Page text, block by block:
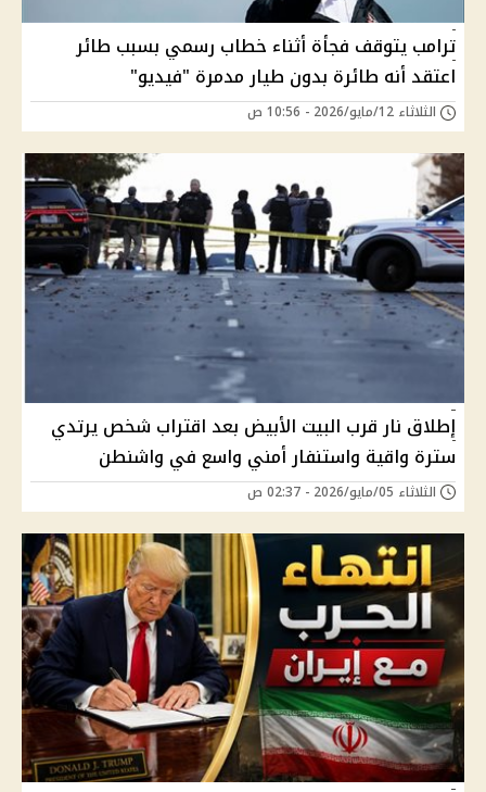
ترامب يتوقف فجأة أثناء خطاب رسمي بسبب طائر
اعتقد أنه طائرة بدون طيار مدمرة "فيديو"
الثلاثاء 12/مايو/2026 - 10:56 ص
إطلاق نار قرب البيت الأبيض بعد اقتراب شخص يرتدي
سترة واقية واستنفار أمني واسع في واشنطن
الثلاثاء 05/مايو/2026 - 02:37 ص